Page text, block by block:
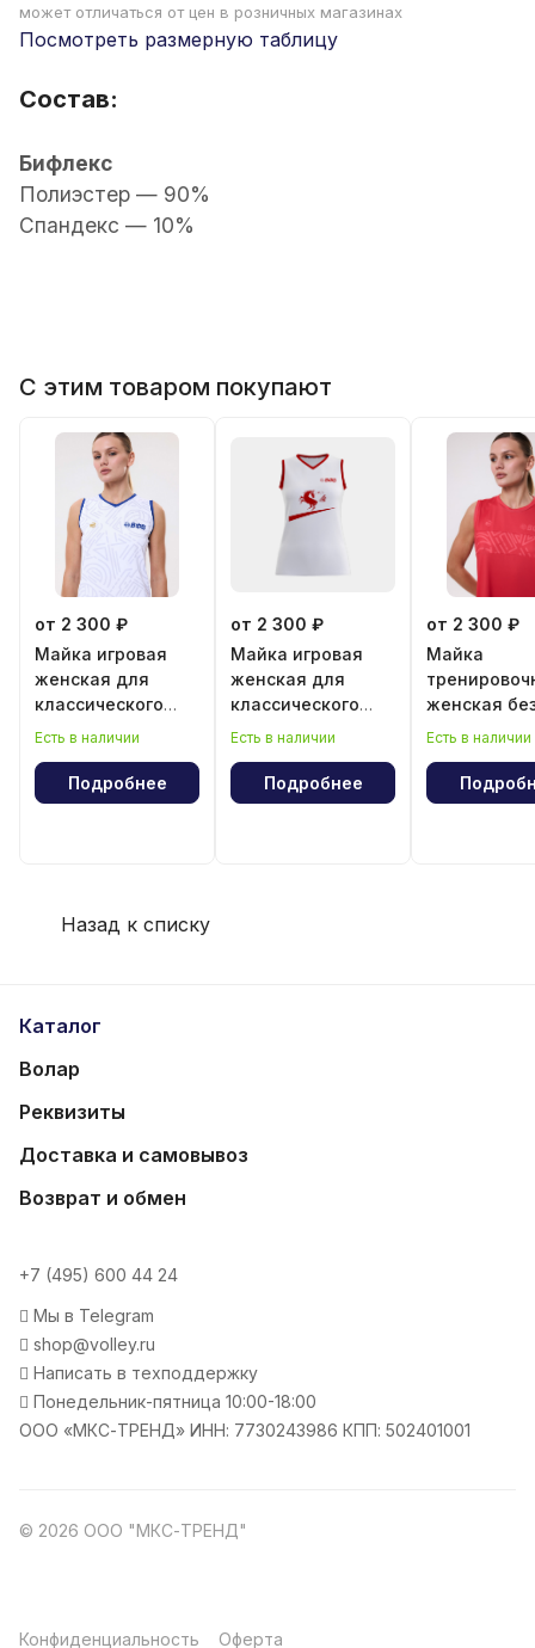
может отличаться от цен в розничных магазинах
Посмотреть размерную таблицу
Состав:
Бифлекс
Полиэстер — 90%
Спандекс — 10%
С этим товаром покупают
от 2 300 ₽
Майка игровая
женская для
классического
волейбола
Есть в наличии
Подробнее
от 2 300 ₽
Майка игровая
женская для
классического
волейбола "Год
Есть в наличии
Подробнее
от 2 300 ₽
Майка
женская
рукава
Есть в наличии
Назад к списку
Каталог
Волар
Реквизиты
Доставка и самовывоз
Возврат и обмен
+7 (495) 600 44 24
Мы в Telegram
shop@volley.ru
Написать в техподдержку
Понедельник-пятница 10:00-18:00
ООО «МКС-ТРЕНД» ИНН: 7730243986 КПП: 502401001
© 2026 ООО "МКС-ТРЕНД"
Конфиденциальность Оферта